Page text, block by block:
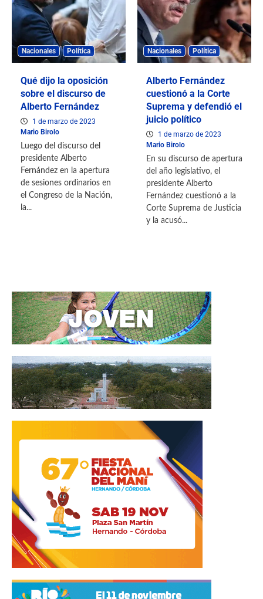
Nacionales Política
Qué dijo la oposición
sobre el discurso de
Alberto Fernández
1 de marzo de 2023
Mario Birolo
Luego del discurso del
presidente Alberto
Fernández en la apertura
de sesiones ordinarios en
el Congreso de la Nación,
la...
Nacionales Política
Alberto Fernández
cuestionó a la Corte
Suprema y defendió el
juicio político
1 de marzo de 2023
Mario Birolo
En su discurso de apertura
del año legislativo, el
presidente Alberto
Fernández cuestionó a la
Corte Suprema de Justicia
y la acusó...